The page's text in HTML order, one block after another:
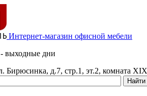
Интернет-магазин офисной мебели
выходные дни
Бирюсинка, д.7, стр.1, эт.2, комната